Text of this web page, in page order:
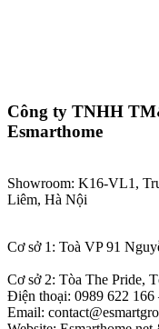
Công ty TNHH
Esmarthome
Showroom: K16-VL1,
Liêm, Hà Nội
Cơ sở 1: Toà VP 91
Cơ sở 2: Tòa The Pride,
Điện thoại: 0989 622 166
Email: